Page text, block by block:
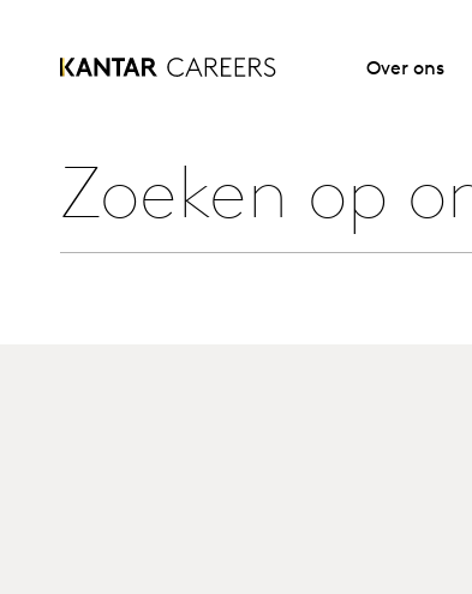
Over ons